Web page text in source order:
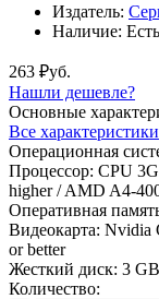
Издатель:
Наличие:
263 ₽уб.
Нашли дешевле?
Основные
Все характеристики
Операционная
Процессор: CPU
higher / AMD A4-
Оперативная
Видеокарта: Nvidia
or better
Жесткий диск: 3 GB
Количество: